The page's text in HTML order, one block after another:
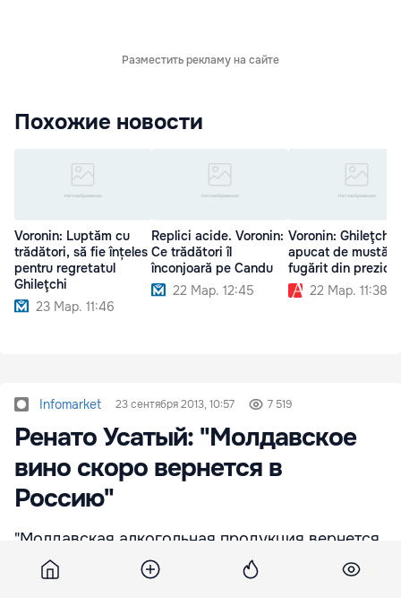
Разместить рекламу на сайте
Похожие новости
Voronin: Luptăm cu
trădători, să fie înțeles
pentru regretatul
Ghileţchi
23 Мар. 11:46
Replici acide. Voronin:
Ce trădători îl
înconjoară pe Candu
22 Мар. 12:45
Voronin: Ghileţchi,
apucat de mustăți
fugărit din prezidiu
22 Мар. 11:38
Infomarket 23 сентября 2013, 10:57 7 519
Ренато Усатый: "Молдавское
вино скоро вернется в
Росcию"
"Молдавская алкогольная продукция вернется
на российский рынок в течение месяца", -
сообщил в своем видеопослании бизнесмен